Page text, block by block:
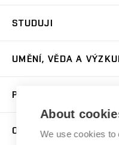
Přijímačky
Dny otevřených dveří
Přípravné kurzy
Studium bez bariér
Katedra teorií a dějin
STUDUJI
Časový plán studia
Studijní předpisy a
Studium a stáže v
UMĚNÍ, VĚDA A
Publikační činnost
PRO VEŘEJNOST
Letní školy a semestrální
Nakladatelská a
O FAKULTĚ
About
We use cookies to